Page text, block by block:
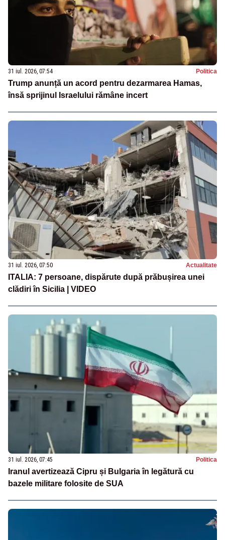
31 iul. 2026, 07:54 Politica
Trump anunță un acord pentru dezarmarea Hamas,
însă sprijinul Israelului rămâne incert
31 iul. 2026, 07:50 Actualitate
ITALIA: 7 persoane, dispărute după prăbușirea unei
clădiri în Sicilia | VIDEO
31 iul. 2026, 07:45 Politica
Iranul avertizează Cipru și Bulgaria în legătură cu
bazele militare folosite de SUA